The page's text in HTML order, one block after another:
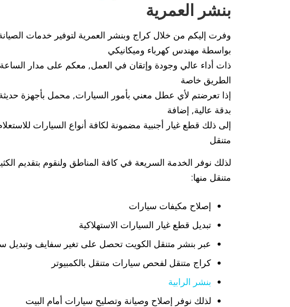
بنشر العمرية
وفرت إليكم من خلال كراج وبنشر العمرية لتوفير خدمات الصيانة
بواسطة مهندس كهرباء وميكانيكي
ذات أداء عالي وجودة وإتقان في العمل, معكم على مدار
الطريق خاصة
إذا تعرضتم لأي عطل معني بأمور السيارات, محمل بأجهزة
بدقة عالية, إضافة
إلى ذلك قطع غيار أجنبية مضمونة لكافة أنواع السيارات
متنقل
لذلك نوفر الخدمة السريعة في كافة المناطق ولنقوم بتقديم
متنقل منها:
إصلاح مكيفات سيارات
تبديل قطع غيار السيارات الاستهلاكية
عبر بنشر متنقل الكويت تحصل على تغير سفايف وتبديل
كراج متنقل لفحص سيارات متنقل بالكمبيوتر
بنشر الرابية
لذلك نوفر إصلاح وصيانة وتصليح سيارات أمام البيت